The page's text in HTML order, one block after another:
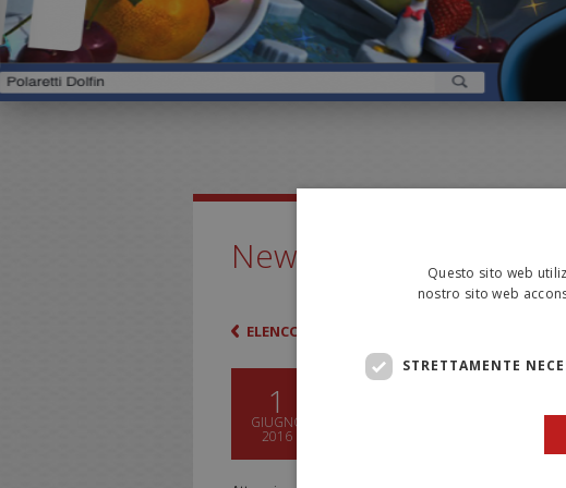
News ed eventi
ELENCO
1
GIUGNO
2016
I POLARETTI
Questo sito web
nostro sito web
STRETTAMENTE